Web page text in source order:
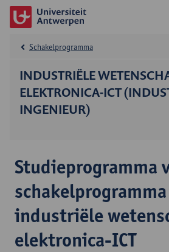
INDUSTRIËLE
ELEKTRONICA-ICT
INGENIEUR)
Schakelprogramma
Studieprogramma
schakelprogramma
industriële
elektronica-ICT